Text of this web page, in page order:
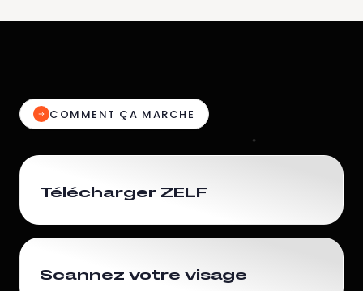
COMMENT ÇA MARCHE
Télécharger ZELF
Scannez votre visage